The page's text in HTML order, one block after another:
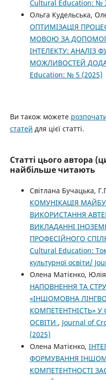
Cultural Education: №
Ольга Кудельська,
ОПТИМІЗАЦІЯ
МОВОЮ ЗА
ІНТЕЛЕКТУ: АНАЛІЗ
МОЖЛИВОСТЕЙ
Education: № 5 (2025)
Ви також можете
статей для цієї статті.
Статті цього автора
найбільше читають
Світлана Бучацька,
КОМУНІКАЦІЯ
ВИКОРИСТАННЯ
ВИКЛАДАННІ
ПРОФЕСІЙНОГО
Cultural Education:
культурної освіти/
Олена Матієнко,
НАПОВНЕННЯ ТА
«ІНШОМОВНА
КОМПЕТЕНТНІСТЬ»
ОСВІТИ , Journal of
(2025)
Олена Матієнко,
ФОРМУВАННЯ
КОМПЕТЕНТНОСТІ